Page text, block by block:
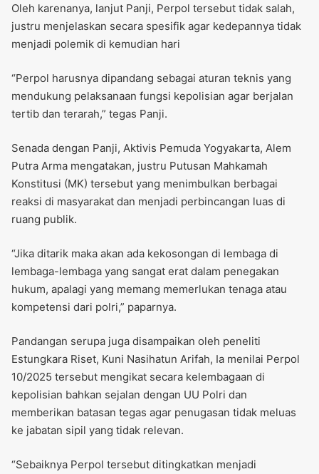
Oleh karenanya, lanjut Panji, Perpol tersebut tidak salah,
justru menjelaskan secara spesifik agar kedepannya tidak
menjadi polemik di kemudian hari
“Perpol harusnya dipandang sebagai aturan teknis yang
mendukung pelaksanaan fungsi kepolisian agar berjalan
tertib dan terarah,” tegas Panji.
Senada dengan Panji, Aktivis Pemuda Yogyakarta, Alem
Putra Arma mengatakan, justru Putusan Mahkamah
Konstitusi (MK) tersebut yang menimbulkan berbagai
reaksi di masyarakat dan menjadi perbincangan luas di
ruang publik.
“Jika ditarik maka akan ada kekosongan di lembaga di
lembaga-lembaga yang sangat erat dalam penegakan
hukum, apalagi yang memang memerlukan tenaga atau
kompetensi dari polri,” paparnya.
Pandangan serupa juga disampaikan oleh peneliti
Estungkara Riset, Kuni Nasihatun Arifah, Ia menilai Perpol
10/2025 tersebut mengikat secara kelembagaan di
kepolisian bahkan sejalan dengan UU Polri dan
memberikan batasan tegas agar penugasan tidak meluas
ke jabatan sipil yang tidak relevan.
“Sebaiknya Perpol tersebut ditingkatkan menjadi